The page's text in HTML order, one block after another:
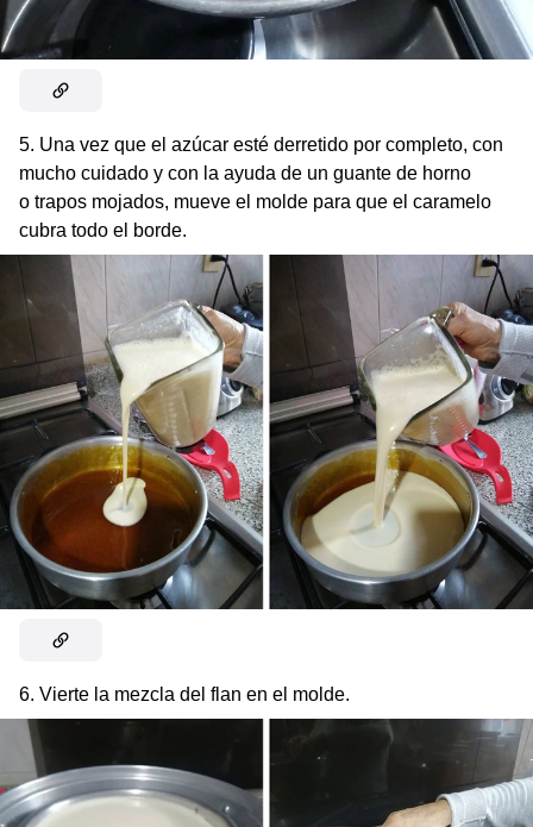
5. Una vez que el azúcar esté derretido por completo, con
mucho cuidado y con la ayuda de un guante de horno
o trapos mojados, mueve el molde para que el caramelo
cubra todo el borde.
6. Vierte la mezcla del flan en el molde.